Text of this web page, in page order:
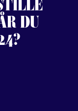
DU